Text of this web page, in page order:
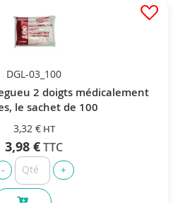
DGL-03_100
2 doigts médicalement
le sachet de 100
3,32 €
3,98 €